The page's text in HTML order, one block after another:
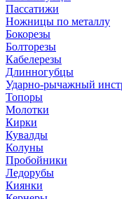
Пассатижи
Ножницы по металлу
Бокорезы
Болторезы
Кабелерезы
Длинногубцы
Ударно-рычажный
Топоры
Молотки
Кирки
Кувалды
Колуны
Пробойники
Ледорубы
Киянки